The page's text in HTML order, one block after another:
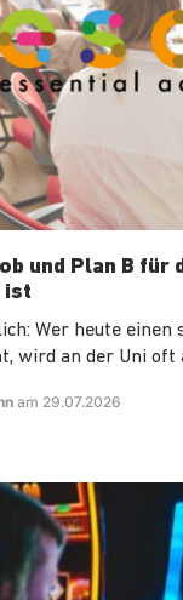
und Plan B für
ist
Wer heute einen
wird an der Uni oft
am 29.07.2026